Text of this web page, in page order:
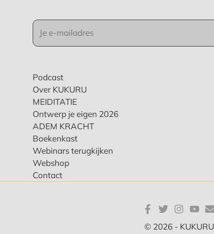
Podcast
Over KUKURU
MEIDITATIE
Ontwerp je eigen 2026
ADEM KRACHT
Boekenkast
Webinars terugkijken
Webshop
Contact
© 2026 - KUKURU